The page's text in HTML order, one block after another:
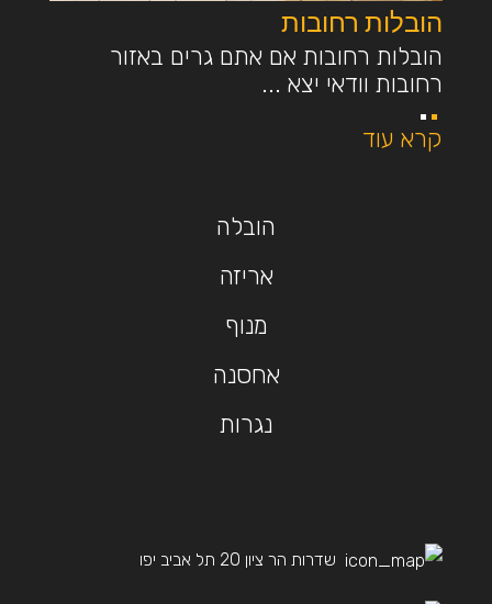
הובלות רחובות
הובלות רחובות אם אתם גרים באזור
רחובות וודאי יצא ...
קרא עוד
הובלה
אריזה
מנוף
אחסנה
נגרות
שדרות הר ציון 20 תל אביב יפו